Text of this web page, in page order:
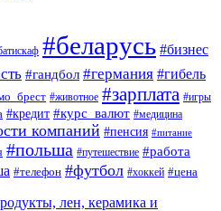
#беларусь #бизнес
#гандбол #германия #гибель
#животное #зарплата #игры
#кредит #курс_валют #медицина
компаний #пенсия #питание
#польша #путешествие #работа
#телефон #футбол #хоккей #цена
лен, керамика и